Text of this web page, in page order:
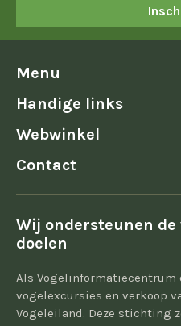
Menu
Handige links
Webwinkel
Contact
Wij ondersteunen de
doelen
Als Vogelinformatiecentrum
vogelexcursies en verkoop
Vogeleiland. Deze stichting